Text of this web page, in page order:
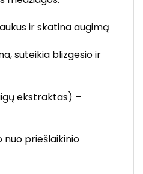
ir skatina augimą
suteikia blizgesio ir
ekstraktas) –
nuo priešlaikinio